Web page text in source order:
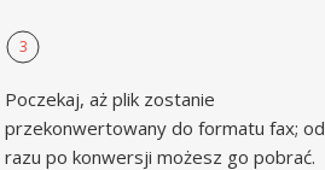
3
Poczekaj, aż plik zostanie
przekonwertowany do formatu fax; od
razu po konwersji możesz go pobrać.